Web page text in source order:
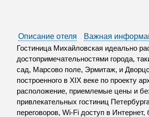
Описание отеля
Важная
Гостиница Михайловская идеально
достопримечательностями города,
сад, Марсово поле, Эрмитаж, и
построенного в XIX веке по проекту
расположение, приемлемые цены и
привлекательных гостиниц
переговоров, Wi-Fi доступ в